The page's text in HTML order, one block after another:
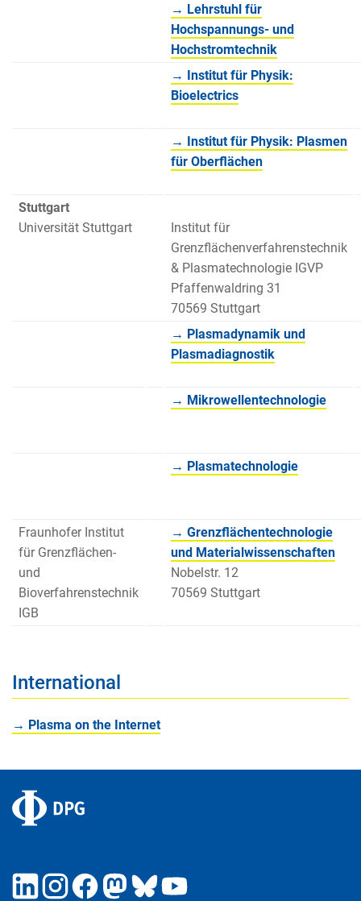
→ Lehrstuhl für
Hochspannungs- und
Hochstromtechnik
→ Institut für Physik:
Bioelectrics
→ Institut für Physik: Plasmen
für Oberflächen
Stuttgart
Universität Stuttgart
Institut für
Grenzflächenverfahrenstechnik
& Plasmatechnologie IGVP
Pfaffenwaldring 31
70569 Stuttgart
→ Plasmadynamik und
Plasmadiagnostik
→ Mikrowellentechnologie
→ Plasmatechnologie
Fraunhofer Institut
für Grenzflächen-
und
Bioverfahrenstechnik
IGB
→ Grenzflächentechnologie
und Materialwissenschaften
Nobelstr. 12
70569 Stuttgart
International
→ Plasma on the Internet